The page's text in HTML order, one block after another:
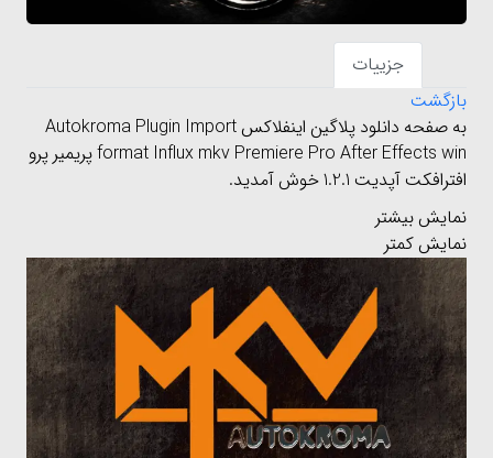
جزییات
بازگشت
به صفحه دانلود پلاگین اینفلاکس Autokroma Plugin Import
format Influx mkv Premiere Pro After Effects win پریمیر پرو
افترافکت آپدیت 1.2.1 خوش آمدید.
نمایش بیشتر
نمایش کمتر